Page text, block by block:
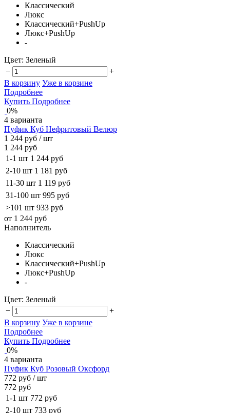
Классический
Люкс
Классический+PushUp
Люкс+PushUp
-
Цвет: Зеленый
−
+
В корзину Уже в корзине
Подробнее
Купить Подробнее
0%
4 варианта
Пуфик Куб Нефритовый Велюр
1 244 руб / шт
1 244 руб
1-1 шт 1 244 руб
2-10 шт 1 181 руб
11-30 шт 1 119 руб
31-100 шт 995 руб
>101 шт 933 руб
от 1 244 руб
Наполнитель
Классический
Люкс
Классический+PushUp
Люкс+PushUp
-
Цвет: Зеленый
−
+
В корзину Уже в корзине
Подробнее
Купить Подробнее
0%
4 варианта
Пуфик Куб Розовый Оксфорд
772 руб / шт
772 руб
1-1 шт 772 руб
2-10 шт 733 руб